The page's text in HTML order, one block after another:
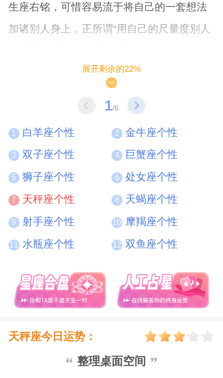
生座右铭，可惜容易流于将自己的一套想法
加诸别人身上，正所谓“用自己的尺量度别人
不喜欢决定，因为他们不懂如何决定，
很喜欢逃避现实，犹豫不决，不知所措，不
知道下一步可以怎样去做；他们又最怕寂
寞，朋友对他们很重要，女性天秤座希望伴
侣最好二十四小时陪伴着她！
天秤说起谎来，招数也不弱，他们的谎
言绝对是振振有辞，理直气壮，好象错都不
在他，都是你不好。让你听着听着竟愧疚起
瞧他们在法庭上说话，不都一副理直气壮的
样子吗？而且，天秤座绝对会在谎言上下功
夫，甚至会把谎言写进记事簿，录以备考。
天秤座幸运物：天秤座可佩戴一件吉宏
展开剩余的22%
1/6
1 白羊座个性 2 金牛座个性
3 双子座个性 4 巨蟹座个性
5 狮子座个性 6 处女座个性
7 天秤座个性 8 天蝎座个性
9 射手座个性 10 摩羯座个性
11 水瓶座个性 12 双鱼座个性
天秤座今日运势：
整理桌面空间